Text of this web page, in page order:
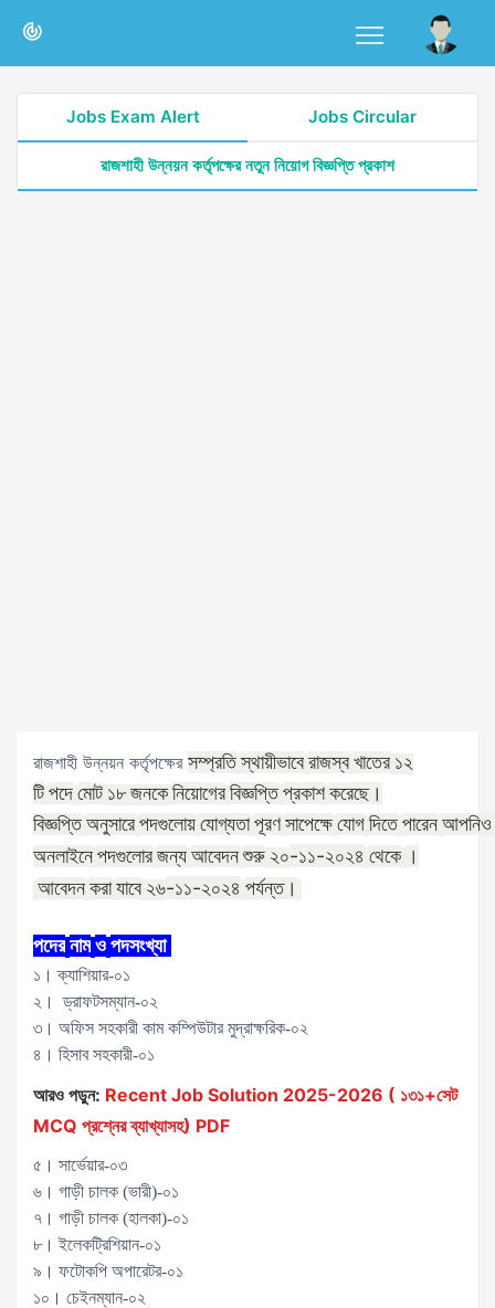
Jobs Exam Alert Jobs Circular
রাজশাহী উন্নয়ন কর্তৃপক্ষের নতুন নিয়োগ বিজ্ঞপ্তি প্রকাশ
রাজশাহী উন্নয়ন কর্তৃপক্ষের সম্প্রতি স্থায়ীভাবে রাজস্ব খাতের ১২
টি পদে মোট ১৮ জনকেনিয়োগের বিজ্ঞপ্তি প্রকাশ করেছে।
বিজ্ঞপ্তি অনুসারে পদগুলোয় যোগ্যতা পূরণ সাপেক্ষে যোগ দিতে পারেন
অনলাইনে পদগুলোর জন্য আবেদন শুরু ২০-১১-২০২৪ থেকে ।
আবেদন করা যাবে ২৬-১১-২০২৪ পর্যন্ত।
পদের নাম ও পদসংখ্যা
১। ক্যাশিয়ার-০১
২। ড্রাফটসম্যান-০২
৩। অফিস সহকারী কাম কম্পিউটার মুদ্রাক্ষরিক-০২
৪। হিসাব সহকারী-০১
আরও পড়ুন: Recent Job Solution 2025-2026 ( ১৩১+সেট
MCQ প্রশ্নের ব্যাখ্যাসহ) PDF
৫। সার্ভেয়ার-০৩
৬। গাড়ী চালক (ভারী)-০১
৭। গাড়ী চালক (হালকা)-০১
৮। ইলেকট্রিশিয়ান-০১
৯। ফটোকপি অপারেটর-০১
১০। চেইনম্যান-০২